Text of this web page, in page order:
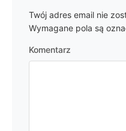
Twój adres email nie
Wymagane pola są
Komentarz